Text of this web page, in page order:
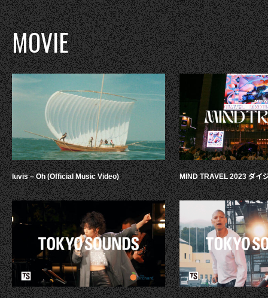
MOVIE
luvis – Oh (Official Music Video) MIND TRAVEL 2023 ダイ